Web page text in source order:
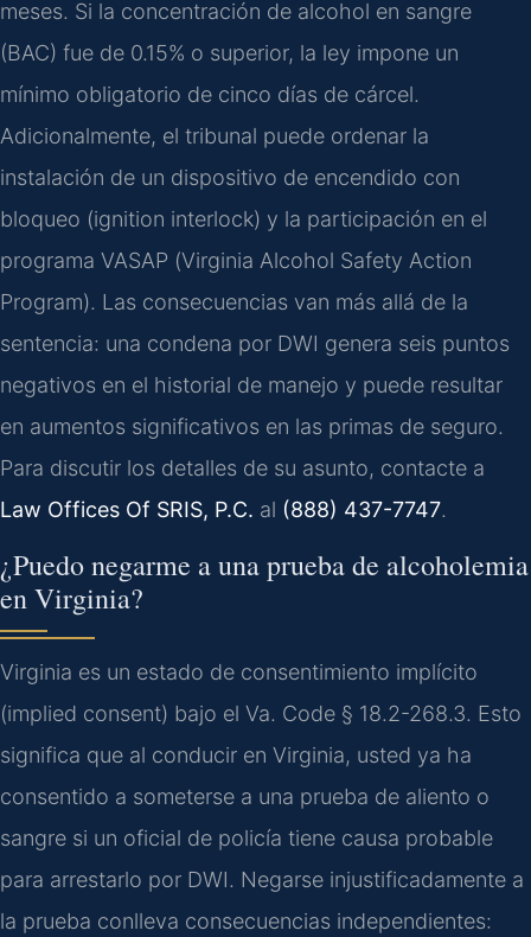
meses. Si la concentración de alcohol en sangre
(BAC) fue de 0.15% o superior, la ley impone un
mínimo obligatorio de cinco días de cárcel.
Adicionalmente, el tribunal puede ordenar la
instalación de un dispositivo de encendido con
bloqueo (ignition interlock) y la participación en el
programa VASAP (Virginia Alcohol Safety Action
Program). Las consecuencias van más allá de la
sentencia: una condena por DWI genera seis puntos
negativos en el historial de manejo y puede resultar
en aumentos significativos en las primas de seguro.
Para discutir los detalles de su asunto, contacte a
Law Offices Of SRIS, P.C. al (888) 437-7747.
¿Puedo negarme a una prueba de alcoholemia
en Virginia?
Virginia es un estado de consentimiento implícito
(implied consent) bajo el Va. Code § 18.2-268.3. Esto
significa que al conducir en Virginia, usted ya ha
consentido a someterse a una prueba de aliento o
sangre si un oficial de policía tiene causa probable
para arrestarlo por DWI. Negarse injustificadamente a
la prueba conlleva consecuencias independientes: